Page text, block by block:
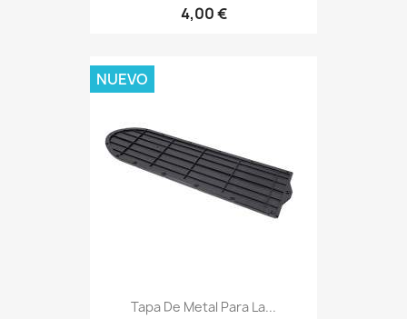
4,00 €
Tapa De Metal Para La...
NUEVO